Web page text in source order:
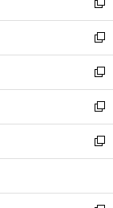
で
開
く
ド
ウ
で
開
く
ィ
ン
ド
ウ
で
開
く
い
ウ
ィ
ン
ド
ウ
で
開
く
新
し
い
ウ
ィ
ン
ド
ウ
で
開
新
し
い
ウ
ィ
ン
ド
ウ
開
新
し
い
ウ
ィ
ン
ウ
新
し
い
ウ
ン
新
し
ウ